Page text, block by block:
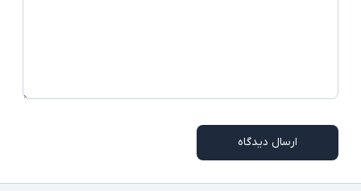
ارسال دیدگاه